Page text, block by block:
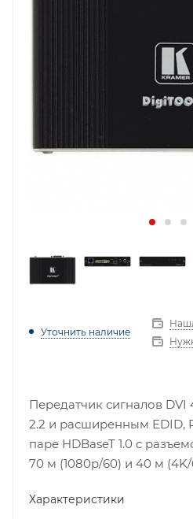
Уточнить наличие
Передатчик сигналов DVI
2.2 и расширенным EDID,
паре HDBaseT 1.0 с
70 м (1080p/60) и 40 м (4K/
Характеристики